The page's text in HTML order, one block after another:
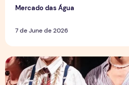
Mercado das Água
7 de June de 2026
Entre palcos e invisibilidade: